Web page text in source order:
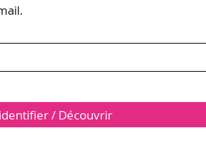
/ Découvrir